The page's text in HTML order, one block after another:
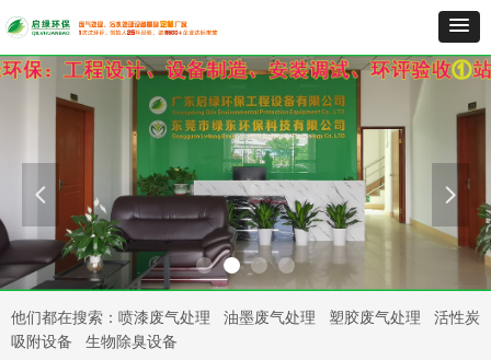
넳 넲
他们都在搜索：喷漆废气处理 油墨废气处理 塑胶废气处理 活性炭
吸附设备 生物除臭设备